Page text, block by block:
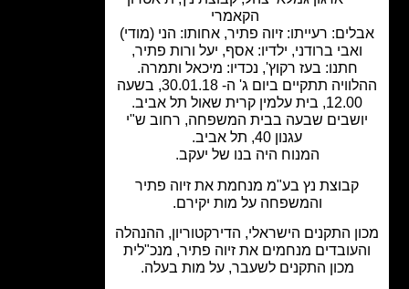
רעייתו: זיוה פתיר, אחותו: הני (מודי)
ברודני, ילדיו: אסף, יעל ורות פתיר,
חתנו: בעז רקוץ', נכדיו: מיכאל ותמרה.
ההלוויה תתקיים ביום ג' ה- 30.01.18, בשעה
שבעה בבית המשפחה, רחוב ש"י
המנוח היה בנו של יעקב.
קבוצת נץ בע"מ מנחמת את זיוה פתיר
והמשפחה על מות יקירם.
התקנים הישראלי, הדירקטוריון, ההנהלה
מנחמים את זיוה פתיר, מנכ"לית
מכון התקנים לשעבר, על מות בעלה.